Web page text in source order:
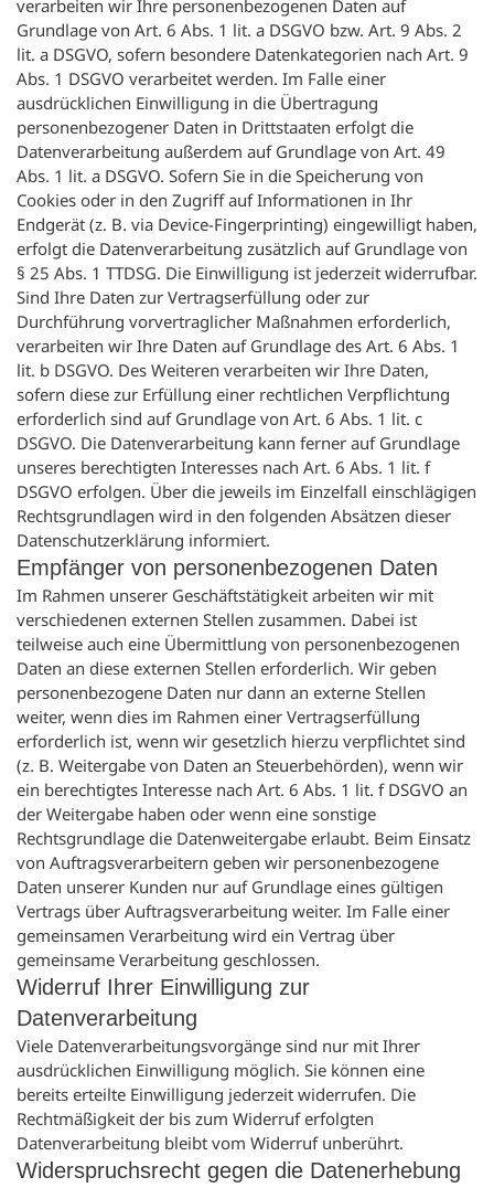
verarbeiten wir Ihre personenbezogenen Daten auf
Grundlage von Art. 6 Abs. 1 lit. a DSGVO bzw. Art. 9 Abs. 2
lit. a DSGVO, sofern besondere Datenkategorien nach Art. 9
Abs. 1 DSGVO verarbeitet werden. Im Falle einer
ausdrücklichen Einwilligung in die Übertragung
personenbezogener Daten in Drittstaaten erfolgt die
Datenverarbeitung außerdem auf Grundlage von Art. 49
Abs. 1 lit. a DSGVO. Sofern Sie in die Speicherung von
Cookies oder in den Zugriff auf Informationen in Ihr
Endgerät (z. B. via Device-Fingerprinting) eingewilligt haben,
erfolgt die Datenverarbeitung zusätzlich auf Grundlage von
§ 25 Abs. 1 TTDSG. Die Einwilligung ist jederzeit widerrufbar.
Sind Ihre Daten zur Vertragserfüllung oder zur
Durchführung vorvertraglicher Maßnahmen erforderlich,
verarbeiten wir Ihre Daten auf Grundlage des Art. 6 Abs. 1
lit. b DSGVO. Des Weiteren verarbeiten wir Ihre Daten,
sofern diese zur Erfüllung einer rechtlichen Verpflichtung
erforderlich sind auf Grundlage von Art. 6 Abs. 1 lit. c
DSGVO. Die Datenverarbeitung kann ferner auf Grundlage
unseres berechtigten Interesses nach Art. 6 Abs. 1 lit. f
DSGVO erfolgen. Über die jeweils im Einzelfall einschlägigen
Rechtsgrundlagen wird in den folgenden Absätzen dieser
Datenschutzerklärung informiert.
Empfänger von personenbezogenen Daten
Im Rahmen unserer Geschäftstätigkeit arbeiten wir mit
verschiedenen externen Stellen zusammen. Dabei ist
teilweise auch eine Übermittlung von personenbezogenen
Daten an diese externen Stellen erforderlich. Wir geben
personenbezogene Daten nur dann an externe Stellen
weiter, wenn dies im Rahmen einer Vertragserfüllung
erforderlich ist, wenn wir gesetzlich hierzu verpflichtet sind
(z. B. Weitergabe von Daten an Steuerbehörden), wenn wir
ein berechtigtes Interesse nach Art. 6 Abs. 1 lit. f DSGVO an
der Weitergabe haben oder wenn eine sonstige
Rechtsgrundlage die Datenweitergabe erlaubt. Beim Einsatz
von Auftragsverarbeitern geben wir personenbezogene
Daten unserer Kunden nur auf Grundlage eines gültigen
Vertrags über Auftragsverarbeitung weiter. Im Falle einer
gemeinsamen Verarbeitung wird ein Vertrag über
gemeinsame Verarbeitung geschlossen.
Widerruf Ihrer Einwilligung zur
Datenverarbeitung
Viele Datenverarbeitungsvorgänge sind nur mit Ihrer
ausdrücklichen Einwilligung möglich. Sie können eine
bereits erteilte Einwilligung jederzeit widerrufen. Die
Rechtmäßigkeit der bis zum Widerruf erfolgten
Datenverarbeitung bleibt vom Widerruf unberührt.
Widerspruchsrecht gegen die Datenerhebung